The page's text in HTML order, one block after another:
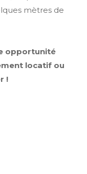
mètres de
opportunité
locatif ou
!